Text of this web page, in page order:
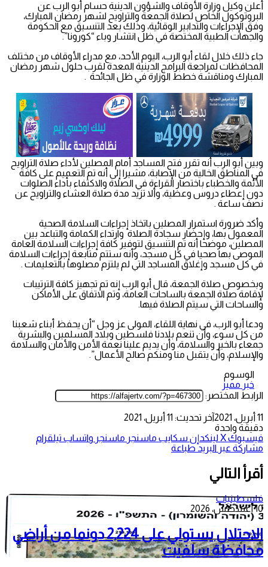
أعلن وكيل وزارة الأوقاف والشؤون الدينية حسام أبو الرب عن
البروتوكول الخاص لصلاة الجمعة والتراويح لشهر رمضان المبارك،
وفق الإجراءات والتدابير الوقائية، وذلك بعد التنسيق مع الحكومة
والجهات الطبية المختصة في ظل انتشار وباء “كورونا”.
جاء ذلك خلال لقاء أبو الرب، اليوم الأحد، مع مدراء الأوقاف من مختلف
المحافظات لمراجعة البرامج الدينية المعدة لقرب حلول شهر رمضان
المبارك ومناقشة خطط الوزارة في ظل الجائحة .
وبين أبو الرب أنه تقرر فتح المساجد أمام المصلين لأداء صلاة التراويح
في المناطق الخالية من الإصابة، مشيرا إلى أنه تم التعميم على كافة
الأئمة والخطباء باختصار القراءة في الصلاة والاكتفاء بأداء الصلوات
دون إعطاء دروس وعظية، وألا تزيد مدة صلاة العشاء والتراويح عن
نصف ساعة .
وأكد ضرورة استمرار المصلين باتخاذ إجراءات السلامة الصحية
المعمول بها، وإحضار سجادة الصلاة وارتداء الكمامة والتباعد بين
المصلين، موضحا أنه تم التنسيق لتوفير كافة إجراءات السلامة العامة
الموصى بها صحيا في كل مسجد، وأنه ستتم متابعة إجراءات السلامة
في كل مسجد وإغلاق المساجد التي لم يلتزم مصلوها بالتعليمات .
وبخصوص صلاة الجمعة، قال أبو الرب إنه تم تجهيز كافة الترتيبات
لإقامة صلاة الجمعة بالساحات العامة، وتم الاتفاق على الأماكن
والساحات التي سيتم الصلاة فيها.
ودعا أبو الرب، في نهاية اللقاء، المولى عز وجل “أن يحفظ أبناء شعبنا
من كل سوء، وأن تنعم بلادنا فلسطين وبلاد المسلمين والبشرية
جمعاء بالخير والسلامة، وأن يديم علينا نعمة الأمن والأمان والسلامة
والإسلام، وأن يتقبل منا ومنكم صالح الأعمال”.
الوسوم
خبر مميز
الرابط المختصر:
11 أبريل، 2021
آخر تحديث: 11 أبريل، 2021
دقيقة واحدة
فيسبوك‫Xلينكدإن سكايب ماسنجر ماسنجر واتساب تيلقرام
مشاركة عبر البريد طباعة
أقرأ التالي
فلسطينيات
10 أغسطس، 2026
الاحتلال يستولي على 2,224 دونما من أراضي
محافظة سلفيت